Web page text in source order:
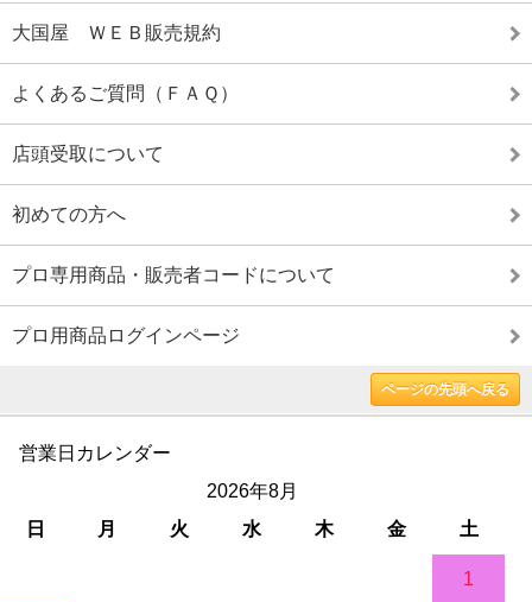
大国屋 ＷＥＢ販売規約
よくあるご質問（ＦＡＱ）
店頭受取について
初めての方へ
プロ専用商品・販売者コードについて
プロ用商品ログインページ
ページの先頭へ戻る
営業日カレンダー
2026年8月
日
月 火 水 木 金 土
1